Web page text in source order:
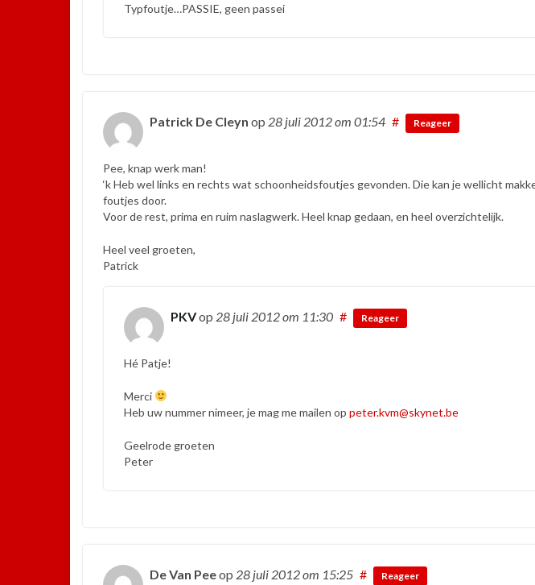
Typfoutje…PASSIE, geen passei
Patrick De Cleyn op 28 juli 2012om 01:54 # Reageer
Pee, knap werk man!
‘k Heb wel links en rechts wat schoonheidsfoutjes gevonden. Die kan je wellicht
foutjes door.
Voor de rest, prima en ruim naslagwerk. Heel knap gedaan, en heel overzichtelijk.
Heel veel groeten,
Patrick
PKVop 28 juli 2012om 11:30 # Reageer
Hé Patje!
Merci
Heb uw nummer nimeer, je mag me mailen op peter.kvm@skynet.be
Geelrode groeten
Peter
De Van Peeop 28 juli 2012om 15:25 # Reageer